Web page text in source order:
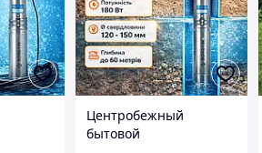
Центробежный
бытовой